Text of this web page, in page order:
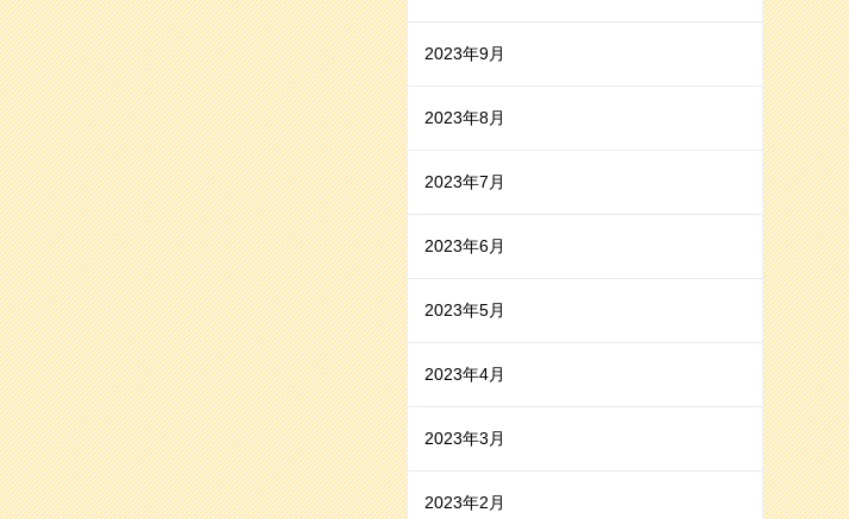
2023年9月
2023年8月
2023年7月
2023年6月
2023年5月
2023年4月
2023年3月
2023年2月